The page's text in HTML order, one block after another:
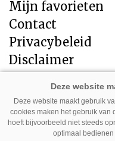
Mijn favorieten
Contact
Privacybeleid
Disclaimer
Direct naar
Tuin en Park
Deze website maakt gebruik
cookies maken het gebruik van
hoeft bijvoorbeeld niet steeds
optimaal